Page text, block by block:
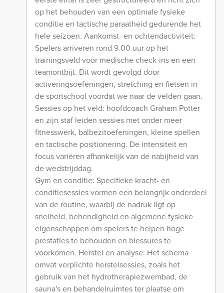
op het behouden van een optimale fysieke
conditie en tactische paraatheid gedurende het
hele seizoen. Aankomst- en ochtendactiviteit:
Spelers arriveren rond 9.00 uur op het
trainingsveld voor medische check-ins en een
teamontbijt. Dit wordt gevolgd door
activeringsoefeningen, stretching en fietsen in
de sportschool voordat we naar de velden gaan.
Sessies op het veld: hoofdcoach Graham Potter
en zijn staf leiden sessies met onder meer
fitnesswerk, balbezitoefeningen, kleine spellen
en tactische positionering. De intensiteit en
focus variëren afhankelijk van de nabijheid van
de wedstrijddag.
Gym en conditie: Specifieke kracht- en
conditiesessies vormen een belangrijk onderdeel
van de routine, waarbij de nadruk ligt op
snelheid, behendigheid en algemene fysieke
eigenschappen om spelers te helpen hoge
prestaties te behouden en blessures te
voorkomen. Herstel en analyse: Het schema
omvat verplichte herstelsessies, zoals het
gebruik van het hydrotherapiezwembad, de
sauna's en behandelruimtes ter plaatse om